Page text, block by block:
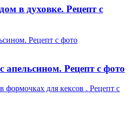
в духовке. Рецепт с
Рецепт с фото
Рецепт с фото
формочках для кексов . Рецепт с